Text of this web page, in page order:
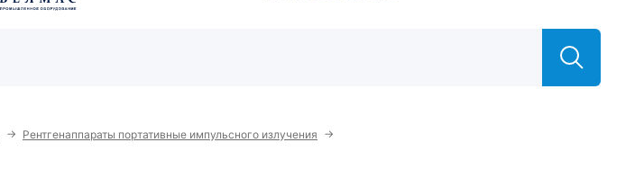
→ Рентгенаппараты портативные импульсного излучения →